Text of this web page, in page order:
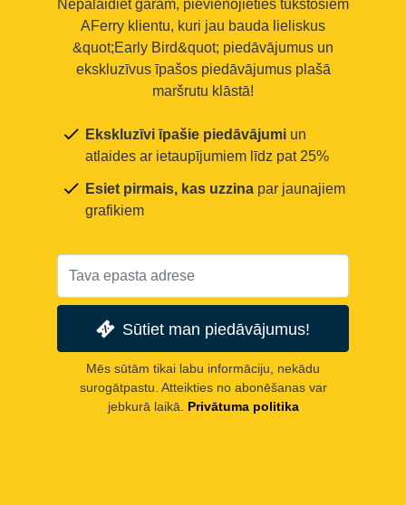
Nepalaidiet garām, pievienojieties tūkstošiem
AFerry klientu, kuri jau bauda lieliskus
&quot;Early Bird&quot; piedāvājumus un
ekskluzīvus īpašos piedāvājumus plašā
maršrutu klāstā!
Ekskluzīvi īpašie piedāvājumi un
atlaides ar ietaupījumiem līdz pat 25%
Esiet pirmais, kas uzzina par jaunajiem
grafikiem
Sūtiet man piedāvājumus!
Mēs sūtām tikai labu informāciju, nekādu
surogātpastu. Atteikties no abonēšanas var
jebkurā laikā.
Privātuma politika